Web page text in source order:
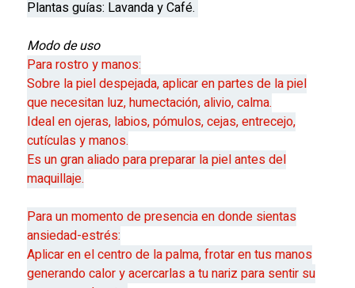
Plantas guías: Lavanda y Café.
Modo de uso
Para rostro y manos:
Sobre la piel despejada, aplicar en partes de la piel
que necesitan luz, humectación, alivio, calma.
Ideal en ojeras, labios, pómulos, cejas, entrecejo,
cutículas y manos.
Es un gran aliado para preparar la piel antes del
maquillaje.
Para un momento de presencia en donde sientas
ansiedad-estrés:
Aplicar en el centro de la palma, frotar en tus manos
generando calor y acercarlas a tu nariz para sentir su